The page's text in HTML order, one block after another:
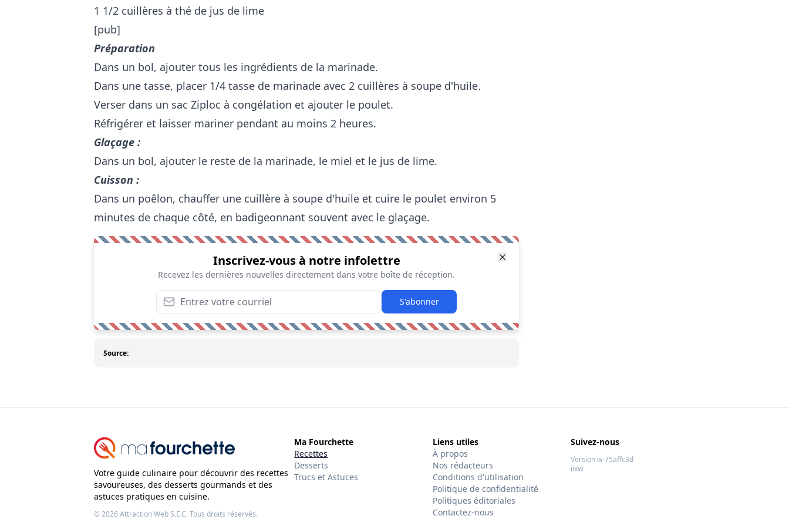
1 1/2 cuillères à thé de jus de lime
[pub]
Préparation
Dans un bol, ajouter tous les ingrédients de la marinade.
Dans une tasse, placer 1/4 tasse de marinade avec 2 cuillères à soupe d'huile.
Verser dans un sac Ziploc à congélation et ajouter le poulet.
Réfrigérer et laisser mariner pendant au moins 2 heures.
Glaçage :
Dans un bol, ajouter le reste de la marinade, le miel et le jus de lime.
Cuisson :
Dans un poêlon, chauffer une cuillère à soupe d'huile et cuire le poulet environ 5
minutes de chaque côté, en badigeonnant souvent avec le glaçage.
Inscrivez-vous à notre infolettre
Recevez les dernières nouvelles directement dans votre boîte de réception.
S'abonner
Source:
Votre guide culinaire pour découvrir des recettes
savoureuses, des desserts gourmands et des
astuces pratiques en cuisine.
© 2026Attraction Web S.E.C.Tous droits réservés.
Ma Fourchette
Recettes
Desserts
Trucs et Astuces
Liens utiles
À propos
Nos rédacteurs
Conditions d'utilisation
Politique de confidentialité
Politiques éditoriales
Contactez-nous
Suivez-nous
Version w-75affc3d
iixw